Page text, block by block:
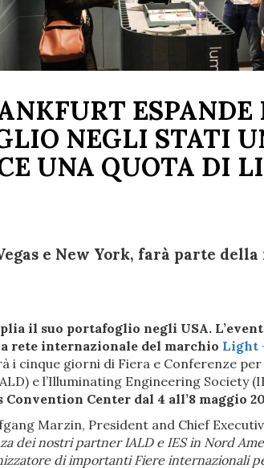
ESPANDE
NEGLI STATI
UNA QUOTA DI
e New York, farà parte
il suo portafoglio negli USA.
rete internazionale del marchio Light
i cinque giorni di Fiera e Conferenze
e l’Illuminating Engineering Society
Convention Center dal 4 all’8 maggio
Marzin, President and Chief
dei nostri partner IALD e IES in Nord
di importanti Fiere internazionali